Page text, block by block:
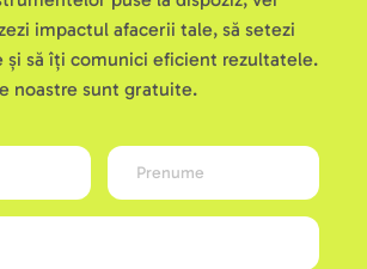
impactul afacerii tale, să setezi
și să îți comunici eficient rezultatele.
noastre sunt gratuite.